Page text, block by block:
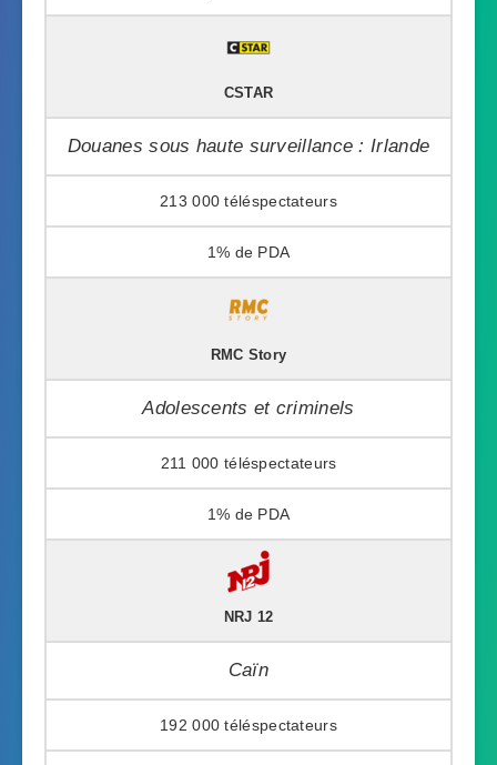
CSTAR
Douanes sous haute surveillance : Irlande
213 000
1%
RMC Story
Adolescents et criminels
211 000
1%
NRJ 12
Caïn
192 000